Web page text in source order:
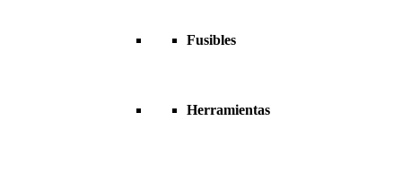
Fusibles
Herramientas